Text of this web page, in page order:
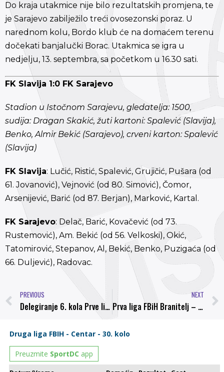
Do kraja utakmice nije bilo rezultatskih promjena, te
je Sarajevo zabilježilo treći ovosezonski poraz. U
narednom kolu, Bordo klub će na domaćem terenu
dočekati banjalučki Borac. Utakmica se igra u
nedjelju, 13. septembra, sa početkom u 16.30 sati.
FK Slavija 1:0 FK Sarajevo
Stadion u Istočnom Sarajevu, gledatelja: 1500,
sudija: Dragan Skakić, žuti kartoni: Spalević (Slavija),
Benko, Almir Bekić (Sarajevo), crveni karton: Spalević
(Slavija)
FK Slavija: Lučić, Ristić, Spalević, Grujičić, Pušara (od
61. Jovanović), Vejnović (od 80. Simović), Čomor,
Arsenijević, Barić (od 87. Berjan), Marković, Kartal.
FK Sarajevo: Delač, Barić, Kovačević (od 73.
Rustemović), Am. Bekić (od 56. Velkoski), Okić,
Tatomirović, Stepanov, Al, Bekić, Benko, Puzigaća (od
66. Duljević), Radovac.
PREVIOUS
Delegiranje 6. kola Prve lige FBiH
NEXT
Prva liga FBiH Branitelj – Bosna 2:1 (1:0)